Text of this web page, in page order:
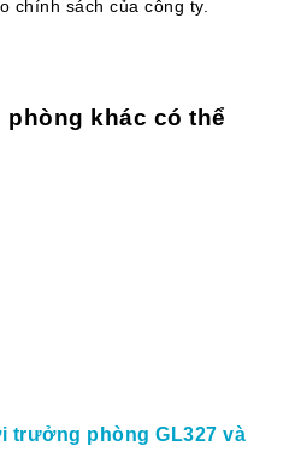
chính sách của công ty.
phòng khác có thể
trưởng phòng GL327 và